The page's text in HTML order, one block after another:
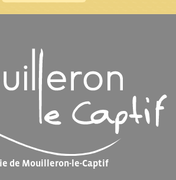
de Mouilleron-le-Captif